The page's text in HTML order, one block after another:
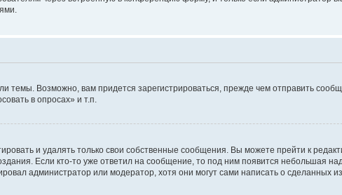
Возможно, вам придется зарегистрироваться, прежде чем отправить
в опросах» и т.п.
и удалять только свои собственные сообщения. Вы можете прейти к
Если кто-то уже ответил на сообщение, то под ним появится небольшая
администратор или модератор, хотя они могут сами написать о сделанных